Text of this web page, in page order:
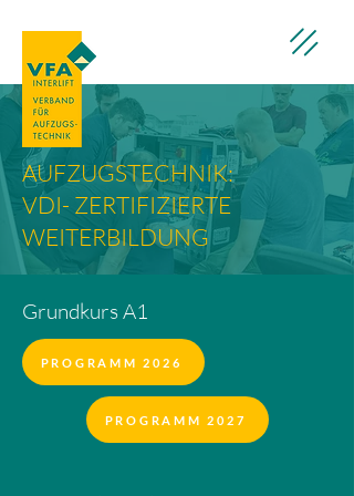
AUFZUGSTECHNIK:
VDI- ZERTIFIZIERTE
WEITERBILDUNG
Grundkurs A1
PROGRAMM 2026
PROGRAMM 2027